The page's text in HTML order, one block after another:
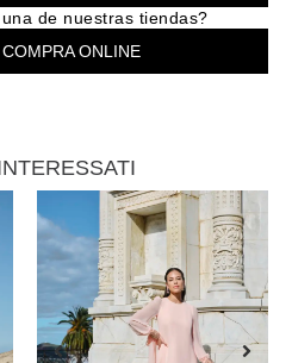
de nuestras tiendas?
ONLINE